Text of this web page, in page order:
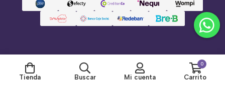
Tienda Buscar Mi cuenta
0
Carrito